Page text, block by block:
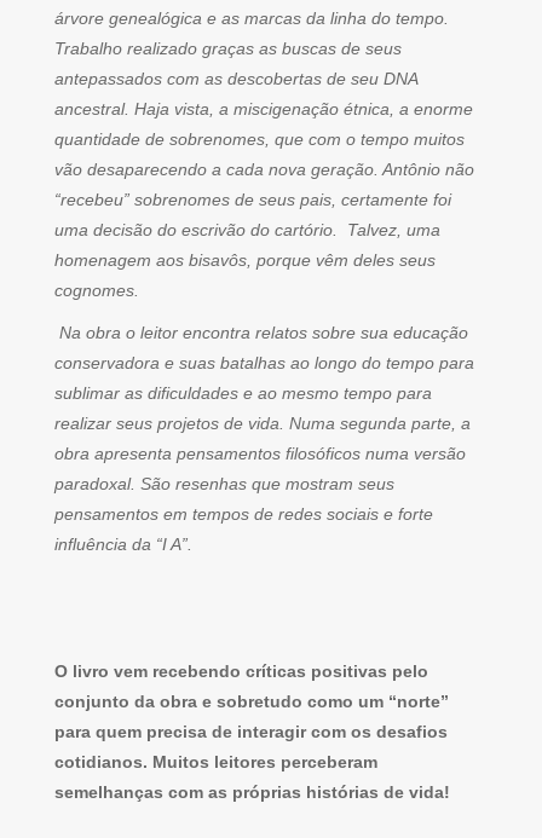
árvore genealógica e as marcas da linha do tempo.
Trabalho realizado graças as buscas de seus
antepassados com as descobertas de seu DNA
ancestral. Haja vista, a miscigenação étnica, a enorme
quantidade de sobrenomes, que com o tempo muitos
vão desaparecendo a cada nova geração. Antônio não
“recebeu” sobrenomes de seus pais, certamente foi
uma decisão do escrivão do cartório. Talvez, uma
homenagem aos bisavôs, porque vêm deles seus
cognomes.
Na obra o leitor encontra relatos sobre sua educação
conservadora e suas batalhas ao longo do tempo para
sublimar as dificuldades e ao mesmo tempo para
realizar seus projetos de vida. Numa segunda parte, a
obra apresenta pensamentos filosóficos numa versão
paradoxal. São resenhas que mostram seus
pensamentos em tempos de redes sociais e forte
influência da “I A”.
O livro vem recebendo críticas positivas pelo
conjunto da obra e sobretudo como um “norte”
para quem precisa de interagir com os desafios
cotidianos. Muitos leitores perceberam
semelhanças com as próprias histórias de vida!